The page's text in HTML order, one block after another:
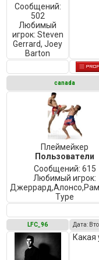
Сообщений:
502
Любимый
игрок: Steven
Gerrard, Joey
Barton
canada
Плеймейкер
Пользователи
Сообщений: 615
Любимый игрок:
Туре
LFC_96 Дата:
Какая